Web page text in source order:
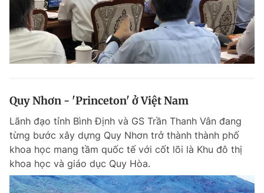
Quy Nhơn - 'Princeton' ở Việt Nam
Lãnh đạo tỉnh Bình Định và GS Trần Thanh Vân đang
từng bước xây dựng Quy Nhơn trở thành thành phố
khoa học mang tầm quốc tế với cốt lõi là Khu đô thị
khoa học và giáo dục Quy Hòa.